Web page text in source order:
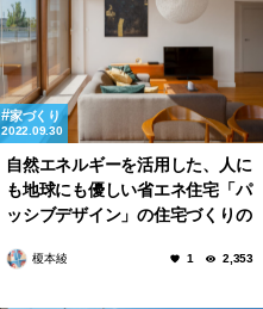
家づくり
2022.09.30
自然エネルギーを活用した、人に
も地球にも優しい省エネ住宅「パ
ッシブデザイン」の住宅づくりの
榎本綾 1 2,353